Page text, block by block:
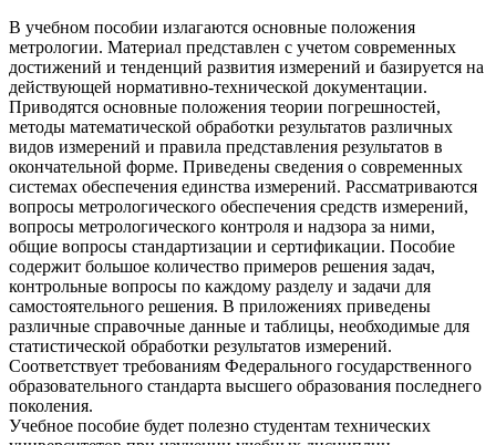
В учебном пособии излагаются основные положения
метрологии. Материал представлен с учетом современных
достижений и тенденций развития измерений и базируется на
действующей нормативно-технической документации.
Приводятся основные положения теории погрешностей,
методы математической обработки результатов различных
видов измерений и правила представления результатов в
окончательной форме. Приведены сведения о современных
системах обеспечения единства измерений. Рассматриваются
вопросы метрологического обеспечения средств измерений,
вопросы метрологического контроля и надзора за ними,
общие вопросы стандартизации и сертификации. Пособие
содержит большое количество примеров решения задач,
контрольные вопросы по каждому разделу и задачи для
самостоятельного решения. В приложениях приведены
различные справочные данные и таблицы, необходимые для
статистической обработки результатов измерений.
Соответствует требованиям Федерального государственного
образовательного стандарта высшего образования последнего
поколения.
Учебное пособие будет полезно студентам технических